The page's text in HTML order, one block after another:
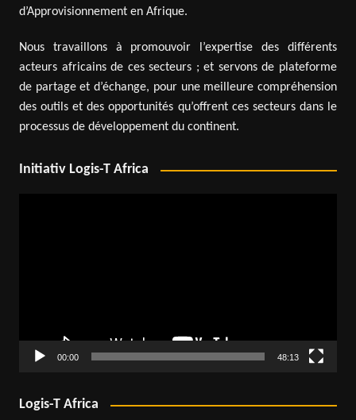
d’Approvisionnement en Afrique.
Nous travaillons à promouvoir l’expertise des différents
acteurs africains de ces secteurs ; et servons de plateforme
de partage et d’échange, pour une meilleure compréhension
des outils et des opportunités qu’offrent ces secteurs dans le
processus de développement du continent.
Initiativ Logis-T Africa
00:00 48:13
Logis-T Africa